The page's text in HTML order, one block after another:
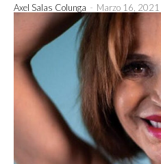
Axel Salas Colunga - Marzo 16, 2021